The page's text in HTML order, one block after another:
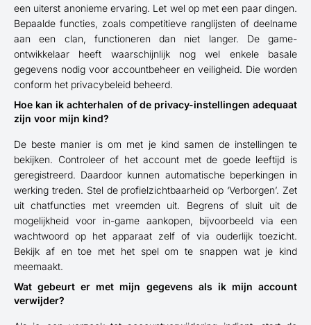
een uiterst anonieme ervaring. Let wel op met een paar dingen.
Bepaalde functies, zoals competitieve ranglijsten of deelname
aan een clan, functioneren dan niet langer. De game-
ontwikkelaar heeft waarschijnlijk nog wel enkele basale
gegevens nodig voor accountbeheer en veiligheid. Die worden
conform het privacybeleid beheerd.
Hoe kan ik achterhalen of de privacy-instellingen adequaat
zijn voor mijn kind?
De beste manier is om met je kind samen de instellingen te
bekijken. Controleer of het account met de goede leeftijd is
geregistreerd. Daardoor kunnen automatische beperkingen in
werking treden. Stel de profielzichtbaarheid op ‘Verborgen’. Zet
uit chatfuncties met vreemden uit. Begrens of sluit uit de
mogelijkheid voor in-game aankopen, bijvoorbeeld via een
wachtwoord op het apparaat zelf of via ouderlijk toezicht.
Bekijk af en toe met het spel om te snappen wat je kind
meemaakt.
Wat gebeurt er met mijn gegevens als ik mijn account
verwijder?